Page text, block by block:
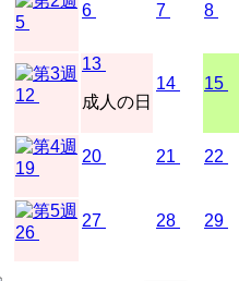
5
6 7 8
12
13
成人の日
14 15
19
20 21 22
26
27 28 29